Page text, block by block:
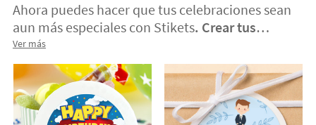
Ahora puedes hacer que tus celebraciones sean
aun más especiales con Stikets. Crear tus
propios detalles para tus invitados es muy fácil
con etiquetas personalizadas. Elije un diseño,
sube el tuyo o elije la foto que más te guste.
Tendrás un recuerdo inolvidable de ese día tan
especial.
Ver más